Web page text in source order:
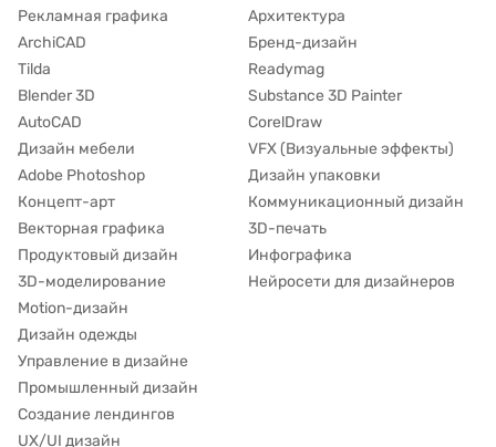
Рекламная графика
ArchiCAD
Tilda
Blender 3D
AutoCAD
Дизайн мебели
Adobe Photoshop
Концепт-арт
Векторная графика
Продуктовый дизайн
3D-моделирование
Motion-дизайн
Дизайн одежды
Управление в дизайне
Промышленный дизайн
Создание лендингов
UX/UI дизайн
Архитектура
Бренд-дизайн
Readymag
Substance 3D Painter
CorelDraw
VFX (Визуальные эффекты)
Дизайн упаковки
Коммуникационный дизайн
3D-печать
Инфографика
Нейросети для дизайнеров